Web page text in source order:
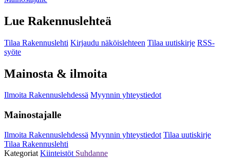
Lue Rakennuslehteä
Tilaa Rakennuslehti Kirjaudu näköislehteen Tilaa uutiskirje RSS-
syöte
Mainosta & ilmoita
Ilmoita Rakennuslehdessä Myynnin yhteystiedot
Mainostajalle
Ilmoita Rakennuslehdessä Myynnin yhteystiedot Tilaa uutiskirje
Tilaa Rakennuslehti
Kategoriat Kiinteistöt Suhdanne